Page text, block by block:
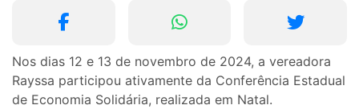
Nos dias 12 e 13 de novembro de 2024, a vereadora
Rayssa participou ativamente da Conferência Estadual
de Economia Solidária, realizada em Natal.